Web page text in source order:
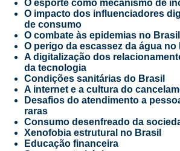
O esporte como mecanismo de
O impacto dos influenciadores
de consumo
O combate às epidemias no Brasil
O perigo da escassez da água no
A digitalização dos
da tecnologia
Condições sanitárias do Brasil
A internet e a cultura do
Desafios do atendimento a
raras
Consumo desenfreado da
Xenofobia estrutural no Brasil
Educação financeira